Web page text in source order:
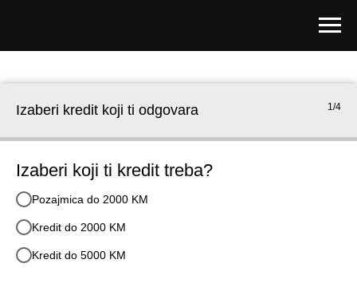
Izaberi kredit koji ti odgovara 1/4
Izaberi koji ti kredit treba?
Pozajmica do 2000 KM
Kredit do 2000 KM
Kredit do 5000 KM